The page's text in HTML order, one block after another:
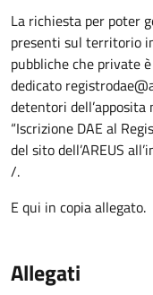
La richiesta per poter
presenti sul territorio
pubbliche che private
dedicato
detentori
“Iscrizione DAE al
del sito dell’AREUS
/.
E qui in copia allegato.
Allegati